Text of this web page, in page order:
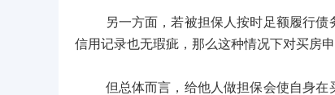
另一方面，若被担保人按时足额履行债务
信用记录也无瑕疵，那么这种情况下对买房
但总体而言，给他人做担保会使自身在买